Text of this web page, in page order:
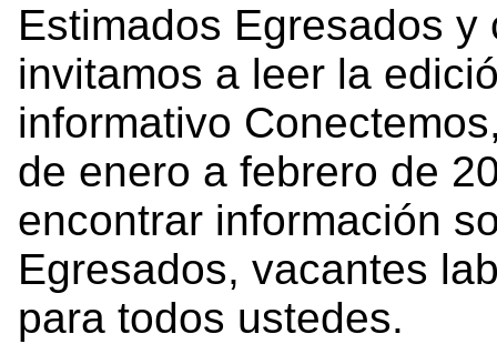
Estimados Egresados
invitamos a leer la
informativo
de enero a febrero de
encontrar información
Egresados, vacantes
para todos ustedes.